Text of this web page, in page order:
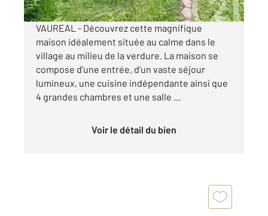
VAUREAL - Découvrez cette magnifique
maison idéalement située au calme dans le
village au milieu de la verdure. La maison se
compose d'une entrée, d'un vaste séjour
lumineux, une cuisine indépendante ainsi que
4 grandes chambres et une salle ...
Voir le détail du bien